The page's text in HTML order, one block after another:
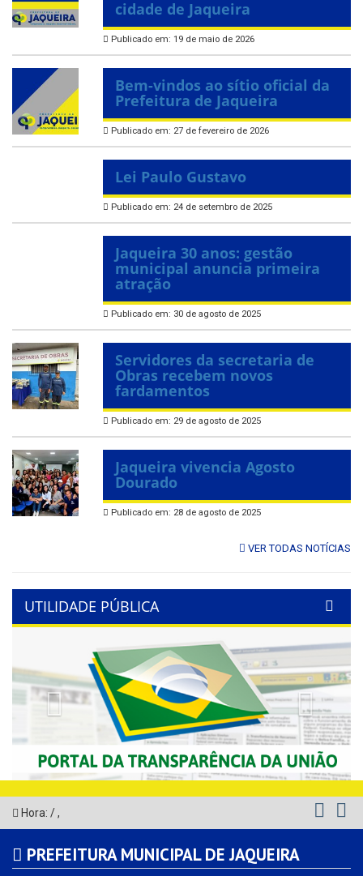
cidade de Jaqueira
Publicado em: 19 de maio de 2026
Bem-vindos ao sítio oficial da
Prefeitura de Jaqueira
Publicado em: 27 de fevereiro de 2026
Lei Paulo Gustavo
Publicado em: 24 de setembro de 2025
Jaqueira 30 anos: gestão
municipal anuncia primeira
atração
Publicado em: 30 de agosto de 2025
Servidores da secretaria de
Obras recebem novos
fardamentos
Publicado em: 29 de agosto de 2025
Jaqueira vivencia Agosto
Dourado
Publicado em: 28 de agosto de 2025
VER TODAS NOTÍCIAS
UTILIDADE PÚBLICA
Previous Next
Hora: /,
PREFEITURA MUNICIPAL DE JAQUEIRA